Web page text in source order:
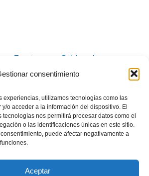
consentimiento
experiencias, utilizamos tecnologías como las
o acceder a la información del dispositivo. El
nos permitirá procesar datos como el
o las identificaciones únicas en este sitio.
puede afectar negativamente a
Aceptar
Eventos
Colaboradores
OASIS
Crea tu evento
Aviso legal
de privacidad usuarios